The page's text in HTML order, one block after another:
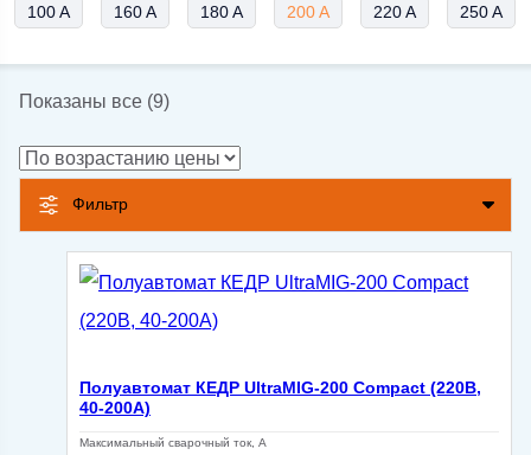
100 A 160 A 180 A 200 A 220 A 250 A
Показаны все (9)Цены:
возрастанию
Фильтр
Полуавтомат КЕДР UltraMIG-200 Compact (220В,
40-200А)
Максимальный сварочный ток, А